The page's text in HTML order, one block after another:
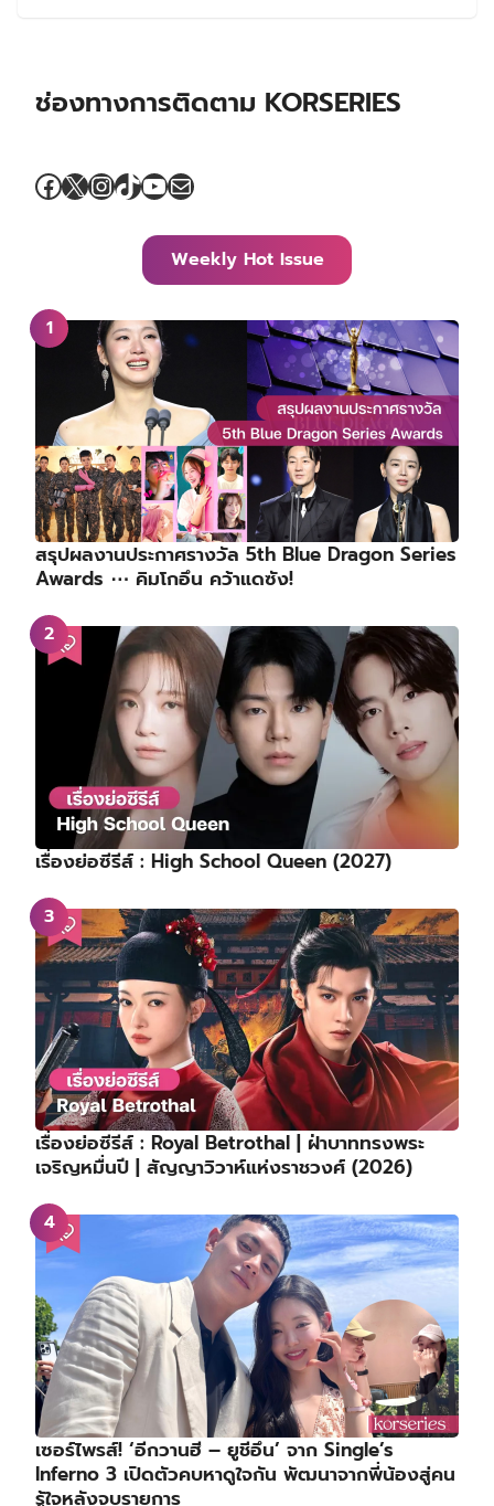
ช่องทางการติดตาม KORSERIES
Facebook
X Instagram
TikTok
YouTube
Mail
Weekly Hot Issue
สรุปผลงานประกาศรางวัล 5th Blue Dragon Series
Awards ⋯ คิมโกอึน คว้าแดซัง!
เรื่องย่อซีรีส์ : High School Queen (2027)
เรื่องย่อซีรีส์ : Royal Betrothal | ฝ่าบาททรงพระ
เจริญหมื่นปี | สัญญาวิวาห์แห่งราชวงศ์ (2026)
เซอร์ไพรส์! ‘อีกวานฮี – ยูชีอึน’ จาก Single’s
Inferno 3 เปิดตัวคบหาดูใจกัน พัฒนาจากพี่น้องสู่คน
รู้ใจหลังจบรายการ